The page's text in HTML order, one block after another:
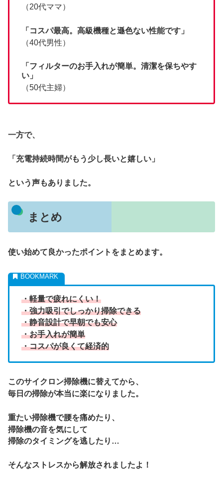
（20代ママ）
「コスパ最高。高級機種と遜色ない性能です」
（40代男性）
「フィルターのお手入れが簡単。清潔を保ちやす
い」
（50代主婦）
一方で、
「充電持続時間がもう少し長いと嬉しい」
という声もありました。
まとめ
使い始めて良かったポイントをまとめます。
・軽量で疲れにくい！
・強力吸引でしっかり掃除できる
・静音設計で早朝でも安心
・お手入れが簡単
・コスパが良くて経済的
このサイクロン掃除機に替えてから、
毎日の掃除が本当に楽になりました。
重たい掃除機で腰を痛めたり、
掃除機の音を気にして
掃除のタイミングを逃したり…
そんなストレスから解放されましたよ！